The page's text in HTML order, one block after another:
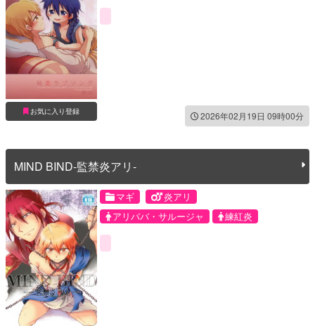
お気に入り登録 2026年02月19日 09時00分
MIND BIND-監禁炎アリ-
マギ
炎アリ
アリババ・サルージャ
練紅炎